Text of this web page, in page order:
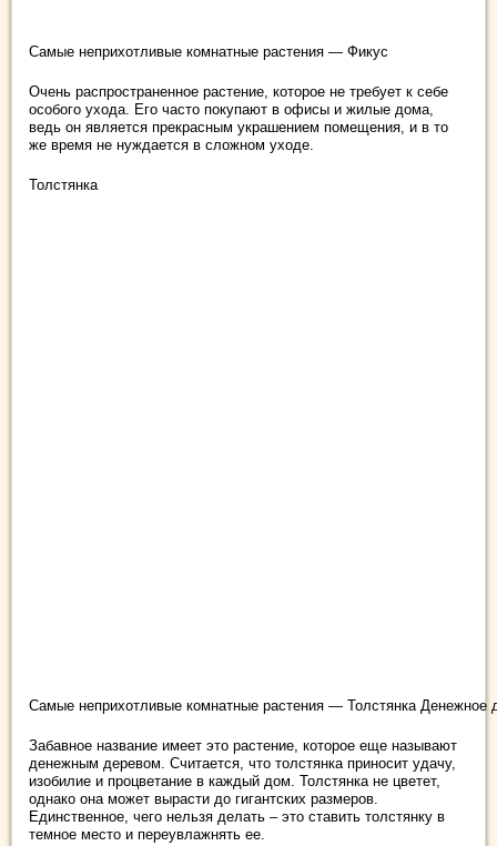
Самые неприхотливые комнатные растения — Фикус
Очень распространенное растение, которое не требует к себе
особого ухода. Его часто покупают в офисы и жилые дома,
ведь он является прекрасным украшением помещения, и в то
же время не нуждается в сложном уходе.
Толстянка
Самые неприхотливые комнатные растения — Толстянка Денежное
Забавное название имеет это растение, которое еще называют
денежным деревом. Считается, что толстянка приносит удачу,
изобилие и процветание в каждый дом. Толстянка не цветет,
однако она может вырасти до гигантских размеров.
Единственное, чего нельзя делать – это ставить толстянку в
темное место и переувлажнять ее.